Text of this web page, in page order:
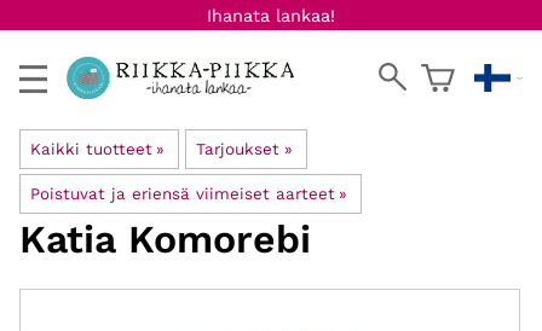
Ihanata lankaa!
Kaikki tuotteet ‪» Tarjoukset ‪»
Poistuvat ja eriensä viimeiset aarteet ‪»
Katia Komorebi